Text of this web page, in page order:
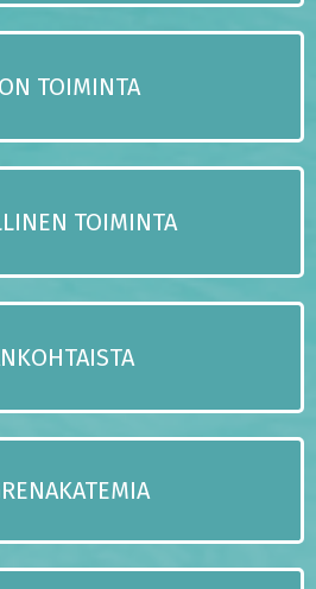
TOIMINTA
TOIMINTA